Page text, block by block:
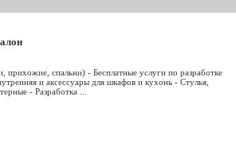
прихожие, спальни) - Бесплатные услуги по разработке
и аксессуары для шкафов и кухонь - Стулья,
- Разработка ...